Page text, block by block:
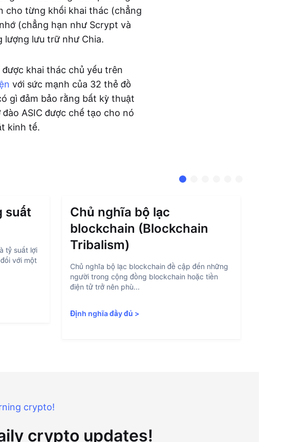
cho từng khối khai thác (chẳng
(chẳng hạn như Scrypt và
lượng lưu trữ như Chia.
khai thác chủ yếu trên
với sức mạnh của 32 thẻ đồ
gì đảm bảo rằng bất kỳ thuật
ASIC được chế tạo cho nó
kinh tế.
suất
tỷ suất lợi
với một
Chủ nghĩa bộ lạc
blockchain (Blockchain
Tribalism)
Chủ nghĩa bộ lạc blockchain đề cập đến những
người trong cộng đồng blockchain hoặc tiền
điện tử trở nên phù...
Định nghĩa đầy đủ >
crypto!
crypto updates!